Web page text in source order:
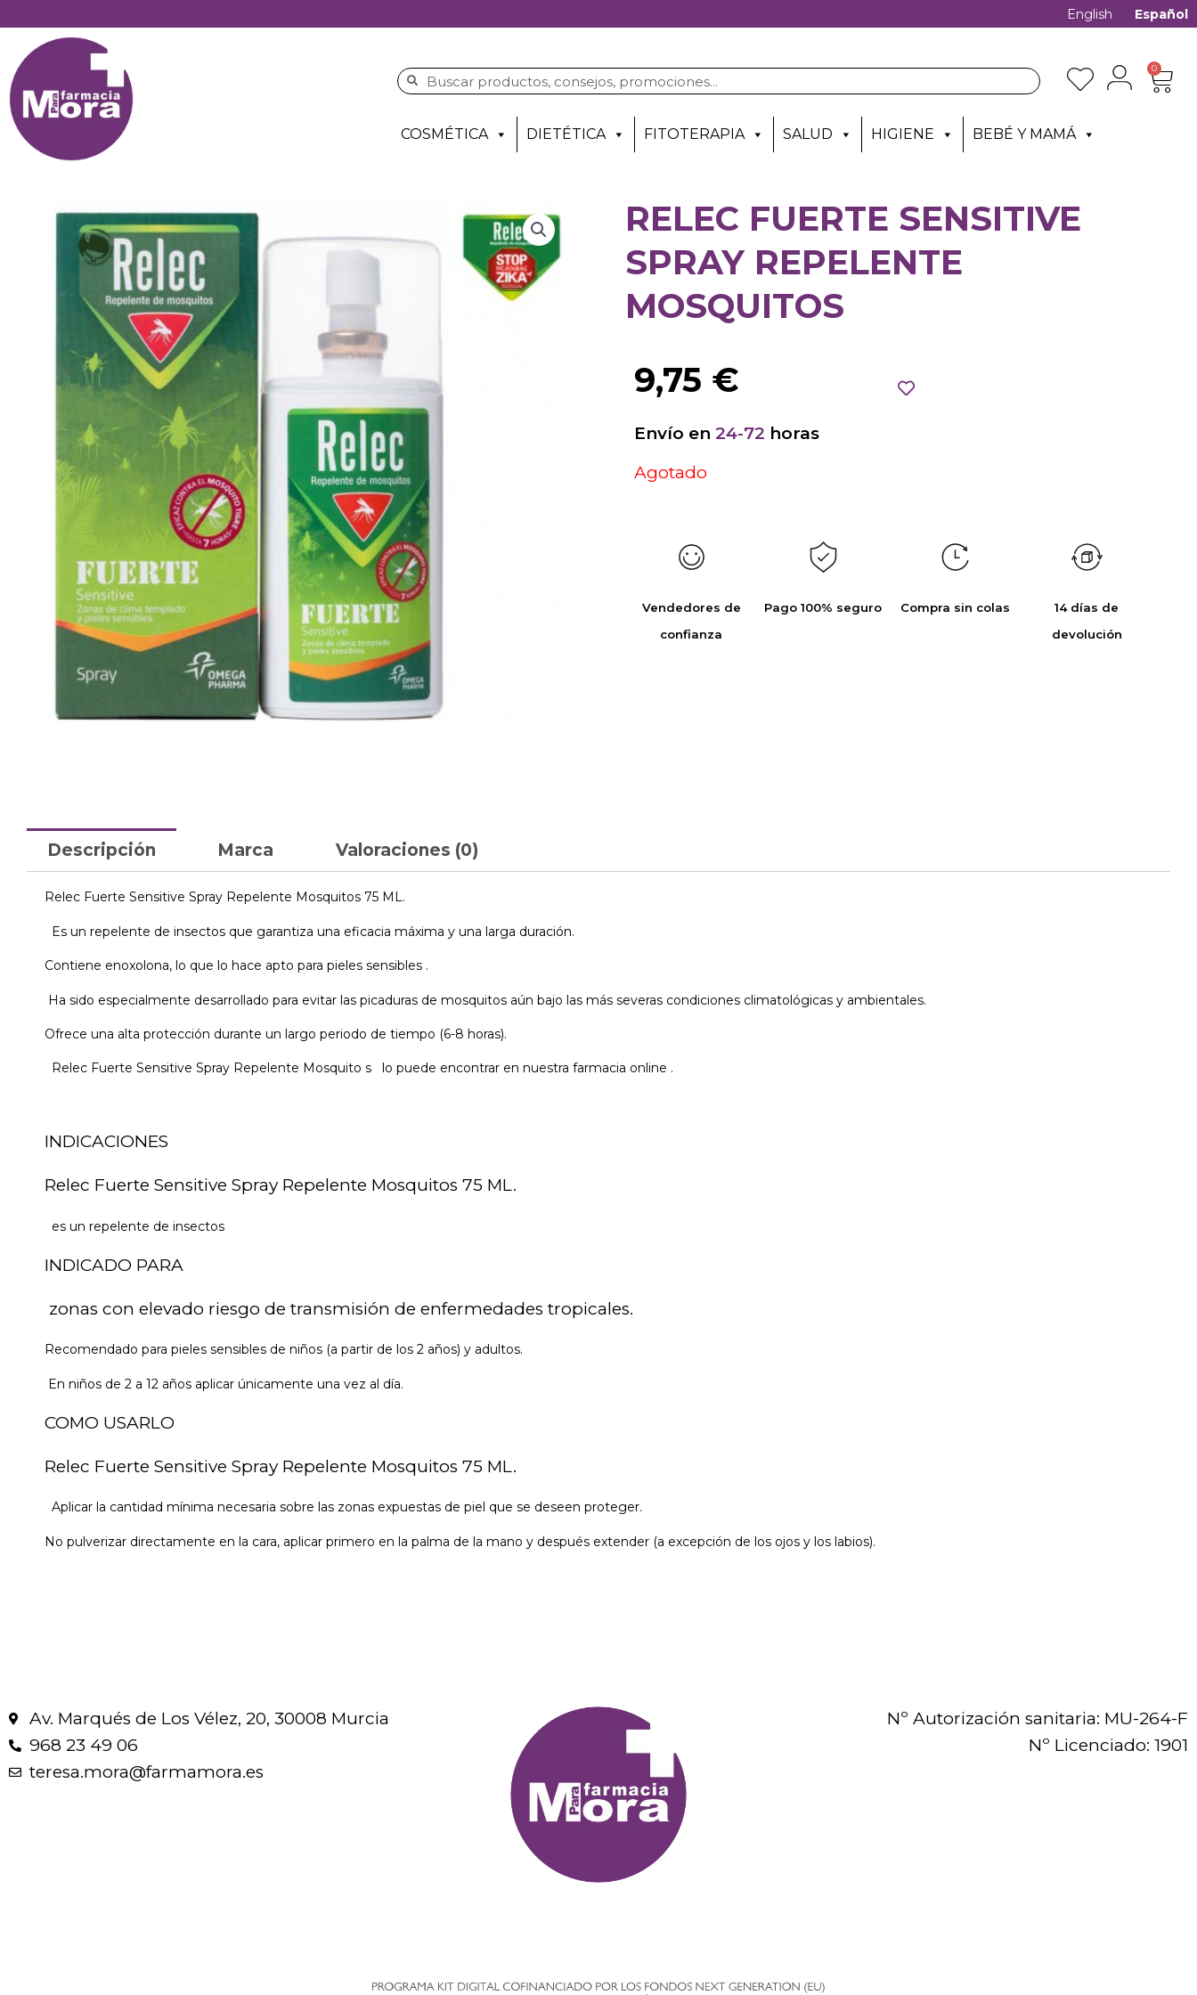
English Español
0
COSMÉTICA DIETÉTICA FITOTERAPIA SALUD HIGIENE BEBÉ Y MAMÁ
RELEC FUERTE SENSITIVE
SPRAY REPELENTE
MOSQUITOS
9,75 €
Envío en 24-72 horas
Agotado
Vendedores de
confianza
Pago 100% seguro Compra sin colas
14 días de
devolución
Descripción Marca Valoraciones (0)
Relec Fuerte Sensitive Spray Repelente Mosquitos 75 ML.
Es un repelente de insectos que garantiza una eficacia máxima y una larga duración.
Contiene enoxolona, lo que lo hace apto para pieles sensibles .
Ha sido especialmente desarrollado para evitar las picaduras de mosquitos aún bajo las más severas condiciones climatológicas y ambientales.
Ofrece una alta protección durante un largo periodo de tiempo (6-8 horas).
Relec Fuerte Sensitive Spray Repelente Mosquito s lo puede encontrar en nuestra farmacia online .
INDICACIONES
Relec Fuerte Sensitive Spray Repelente Mosquitos 75 ML.
es un repelente de insectos
INDICADO PARA
zonas con elevado riesgo de transmisión de enfermedades tropicales.
Recomendado para pieles sensibles de niños (a partir de los 2 años) y adultos.
En niños de 2 a 12 años aplicar únicamente una vez al día.
COMO USARLO
Relec Fuerte Sensitive Spray Repelente Mosquitos 75 ML.
Aplicar la cantidad mínima necesaria sobre las zonas expuestas de piel que se deseen proteger.
No pulverizar directamente en la cara, aplicar primero en la palma de la mano y después extender (a excepción de los ojos y los labios).
Av. Marqués de Los Vélez, 20, 30008 Murcia
968 23 49 06
teresa.mora@farmamora.es
Nº Autorización sanitaria: MU-264-F
Nº Licenciado: 1901